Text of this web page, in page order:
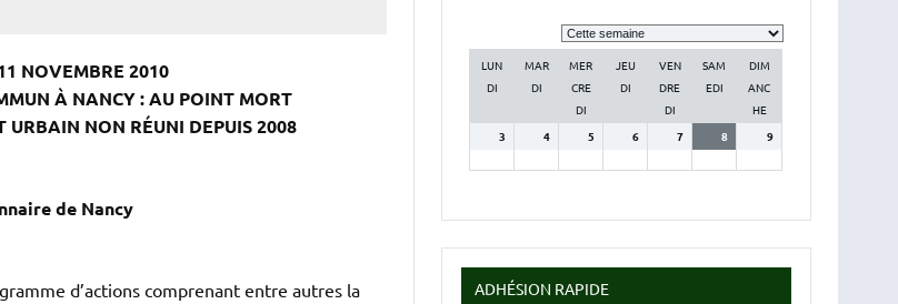
NOVEMBRE 2010
À NANCY : AU POINT MORT
URBAIN NON RÉUNI DEPUIS 2008
de Nancy
d’actions comprenant entre autres la
la
semaine
LUN
DI
MAR
DI
MER
CRE
DI
JEU
DI
VEN
DRE
DI
SAM
EDI
DIM
ANC
HE
3
4 5 6 7 8 9
ADHÉSION RAPIDE